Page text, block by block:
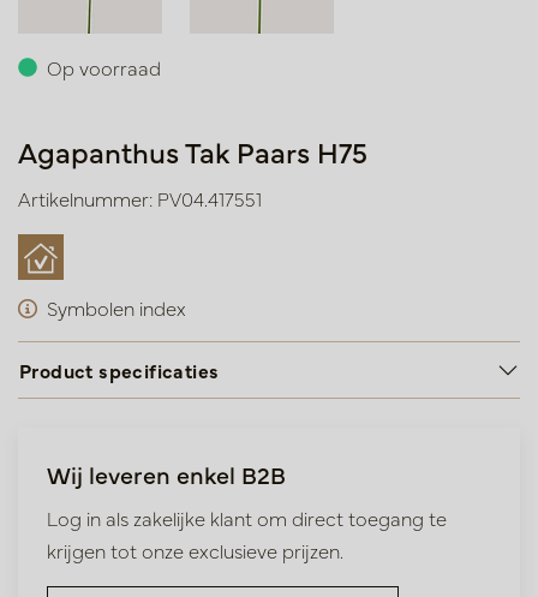
Op voorraad
Agapanthus Tak Paars H75
Artikelnummer: PV04.417551
Symbolen index
Product specificaties
Wij leveren enkel B2B
Log in als zakelijke klant om direct toegang te
krijgen tot onze exclusieve prijzen.